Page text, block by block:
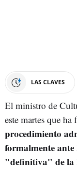
LAS CLAVES
El ministro de
este martes que
procedimiento
formalmente
"definitiva" de la